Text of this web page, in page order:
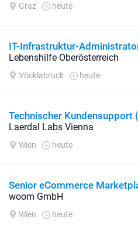
Graz
heute
IT-Infrastruktur-
Lebenshilfe Oberösterreich
Vöcklabruck heute
Technischer Kundensupport
Laerdal Labs Vienna
Wien heute
Senior eCommerce
woom GmbH
Wien heute